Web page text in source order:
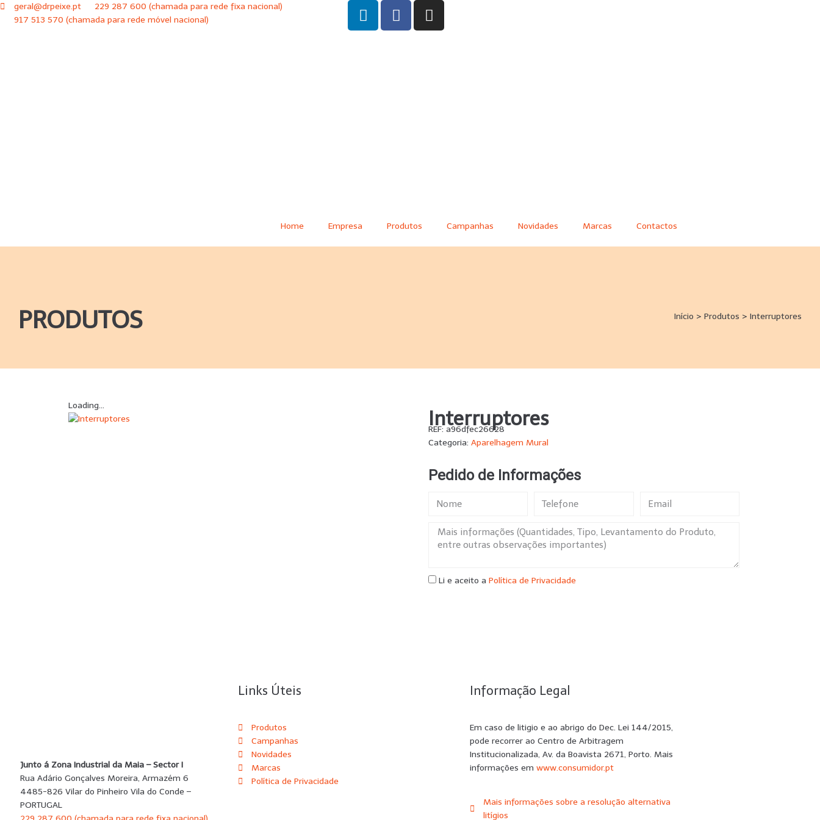
geral@drpeixe.pt
229 287 600 (chamada para rede fixa nacional)
917 513 570 (chamada para rede móvel nacional)
Home Empresa Produtos Campanhas Novidades Marcas Contactos
PRODUTOS Início > Produtos > Interruptores
Loading...
Interruptores
REF: a96dfec26628
Categoria: Aparelhagem Mural
Pedido de Informações
Li e aceito a Política de Privacidade
Junto á Zona Industrial da Maia – Sector I
Rua Adário Gonçalves Moreira, Armazém 6
4485-826 Vilar do Pinheiro Vila do Conde –
PORTUGAL
Links Úteis
Produtos
Campanhas
Novidades
Marcas
Política de Privacidade
Informação Legal
Em caso de litigio e ao abrigo do Dec. Lei 144/2015,
pode recorrer ao Centro de Arbitragem
Institucionalizada, Av. da Boavista 2671, Porto. Mais
informações em www.consumidor.pt
Mais informações sobre a resolução alternativa
litígios